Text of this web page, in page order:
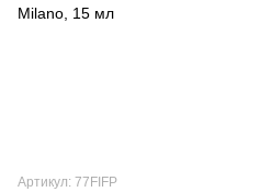
Артикул: 77FIFP